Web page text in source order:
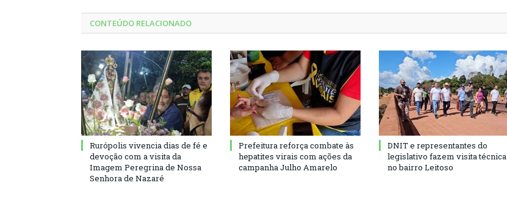
CONTEÚDO RELACIONADO
Rurópolis vivencia dias de fé e
devoção com a visita da
Imagem Peregrina de Nossa
Senhora de Nazaré
Prefeitura reforça combate às
hepatites virais com ações da
campanha Julho Amarelo
DNIT e representantes do
legislativo fazem visita técnica
no bairro Leitoso